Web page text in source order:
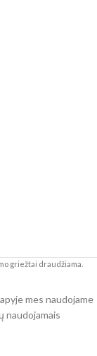
griežtai draudžiama.
mes naudojame
naudojamais